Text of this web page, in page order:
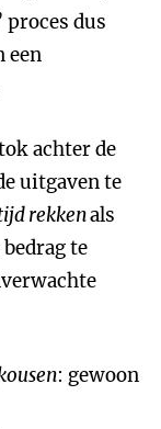
proces dus
een
achter de
uitgaven te
rekkenals
te
: gewoon